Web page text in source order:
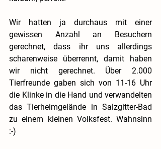
Wir hatten ja durchaus mit einer
gewissen Anzahl an Besuchern
gerechnet, dass ihr uns allerdings
scharenweise überrennt, damit haben
wir nicht gerechnet. Über 2.000
Tierfreunde gaben sich von 11-16 Uhr
die Klinke in die Hand und verwandelten
das Tierheimgelände in Salzgitter-Bad
zu einem kleinen Volksfest. Wahnsinn
:-)